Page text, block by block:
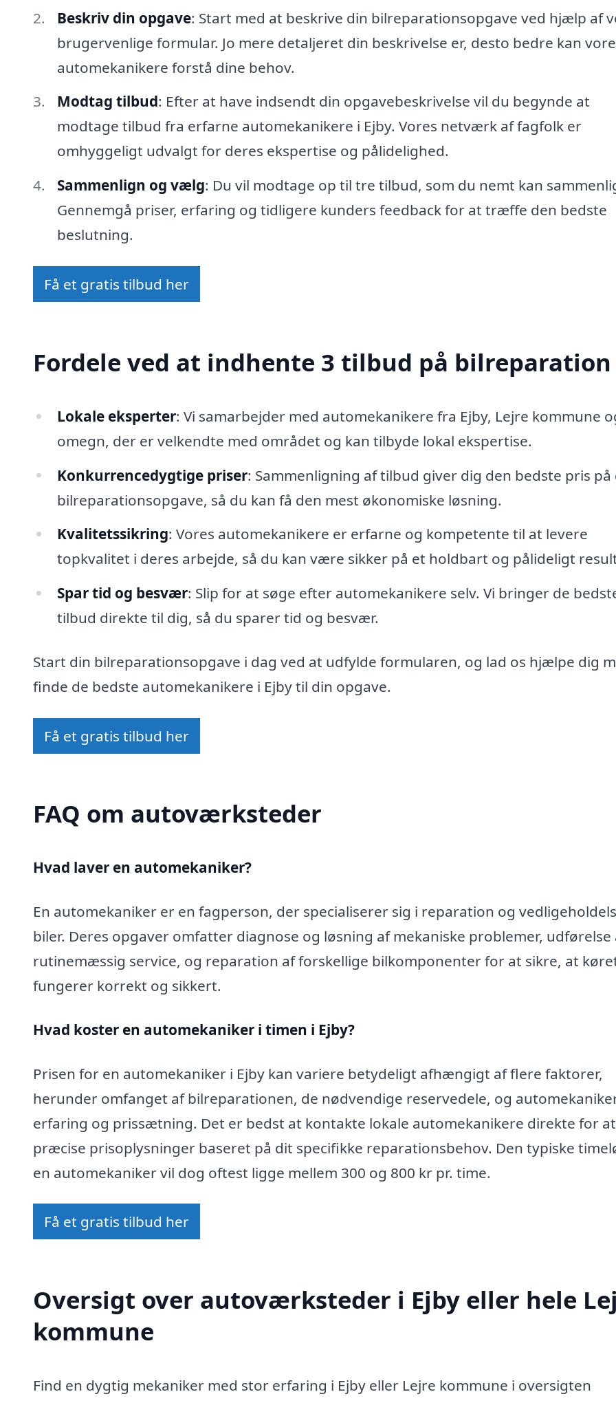
Beskriv din opgave: Start med at beskrive din bilreparationsopgave ved hjælp af
brugervenlige formular. Jo mere detaljeret din beskrivelse er, desto bedre kan
automekanikere forstå dine behov.
Modtag tilbud: Efter at have indsendt din opgavebeskrivelse vil du begynde at
modtage tilbud fra erfarne automekanikere i Ejby. Vores netværk af fagfolk er
omhyggeligt udvalgt for deres ekspertise og pålidelighed.
Sammenlign og vælg: Du vil modtage op til tre tilbud, som du nemt kan
Gennemgå priser, erfaring og tidligere kunders feedback for at træffe den bedste
beslutning.
Få et gratis tilbud her
Fordele ved at indhente 3 tilbud på bilreparation
Lokale eksperter: Vi samarbejder med automekanikere fra Ejby, Lejre kommune
omegn, der er velkendte med området og kan tilbyde lokal ekspertise.
Konkurrencedygtige priser: Sammenligning af tilbud giver dig den bedste pris på
bilreparationsopgave, så du kan få den mest økonomiske løsning.
Kvalitetssikring: Vores automekanikere er erfarne og kompetente til at levere
topkvalitet i deres arbejde, så du kan være sikker på et holdbart og pålideligt
Spar tid og besvær: Slip for at søge efter automekanikere selv. Vi bringer de
tilbud direkte til dig, så du sparer tid og besvær.
Start din bilreparationsopgave i dag ved at udfylde formularen, og lad os hjælpe dig
finde de bedste automekanikere i Ejby til din opgave.
Få et gratis tilbud her
FAQ om autoværksteder
Hvad laver en automekaniker?
En automekaniker er en fagperson, der specialiserer sig i reparation og
biler. Deres opgaver omfatter diagnose og løsning af mekaniske problemer, udførelse
rutinemæssig service, og reparation af forskellige bilkomponenter for at sikre, at
fungerer korrekt og sikkert.
Hvad koster en automekaniker i timen i Ejby?
Prisen for en automekaniker i Ejby kan variere betydeligt afhængigt af flere faktorer,
herunder omfanget af bilreparationen, de nødvendige reservedele, og
erfaring og prissætning. Det er bedst at kontakte lokale automekanikere direkte for
præcise prisoplysninger baseret på dit specifikke reparationsbehov. Den typiske
en automekaniker vil dog oftest ligge mellem 300 og 800 kr pr. time.
Få et gratis tilbud her
Oversigt over autoværksteder i Ejby eller hele
kommune
Find en dygtig mekaniker med stor erfaring i Ejby eller Lejre kommune i oversigten